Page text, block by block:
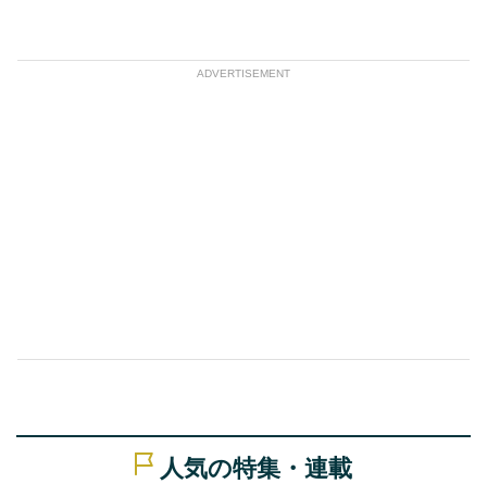
ADVERTISEMENT
人気の特集・連載